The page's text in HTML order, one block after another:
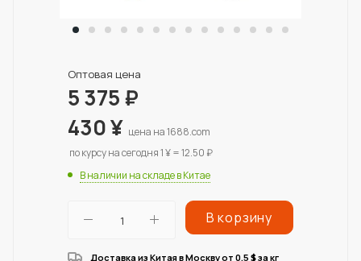
Оптовая цена
5 375₽
430¥ цена на 1688.com
по курсу на сегодня 1 ¥ = 12.50 ₽
В наличии на складе в Китае
В корзину
Доставка из Китая в Москву от 0.5 $за кг